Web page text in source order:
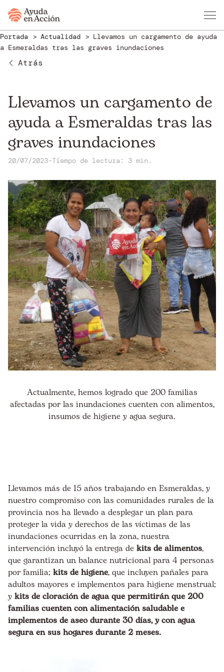
Portada Actualidad
Llevamos un cargamento de ayuda
a Esmeraldas tras las graves inundaciones
Atrás
Llevamos un cargamento de
ayuda a Esmeraldas tras las
graves inundaciones
20/07/2023-Tiempo de lectura: 3 min.
Actualmente, hemos logrado que 200 familias
afectadas por las inundaciones cuenten con alimentos,
insumos de higiene y agua segura.
Llevamos más de 15 años trabajando en Esmeraldas, y
nuestro compromiso con las comunidades rurales de la
provincia nos ha llevado a desplegar un plan para
proteger la vida y derechos de las víctimas de las
inundaciones ocurridas en la zona, nuestra
intervención incluyó la entrega de kits de alimentos,
que garantizan un balance nutricional para 4 personas
por familia; kits de higiene, que incluyen pañales para
adultos mayores e implementos para higiene menstrual;
y kits de cloración de agua que permitirán que 200
familias cuenten con alimentación saludable e
implementos de aseo durante 30 días, y con agua
segura en sus hogares durante 2 meses.